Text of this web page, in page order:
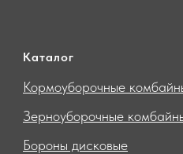
Каталог
Кормоуборочные
Зерноуборочные
Бороны дисковые